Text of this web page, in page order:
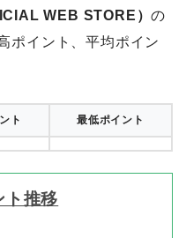
WEB STORE）の
ポイント、平均ポイン
ト 最低ポイント
ト推移